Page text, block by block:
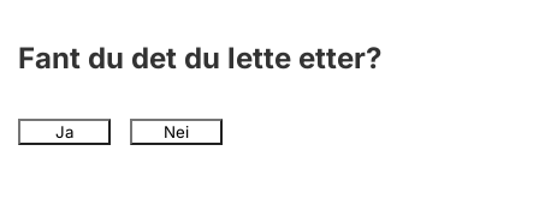
Fant du det du lette etter?
Ja Nei